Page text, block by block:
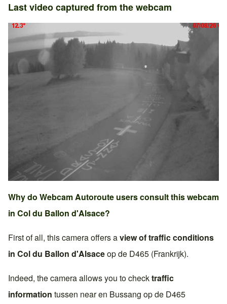
Last video captured from the webcam
Why do Webcam Autoroute users consult this webcam
in Col du Ballon d'Alsace?
First of all, this camera offers aview of traffic conditions
in Col du Ballon d'Alsaceop de D465 (Frankrijk).
Indeed, the camera allows you to checktraffic
information tussen near en Bussang op de D465